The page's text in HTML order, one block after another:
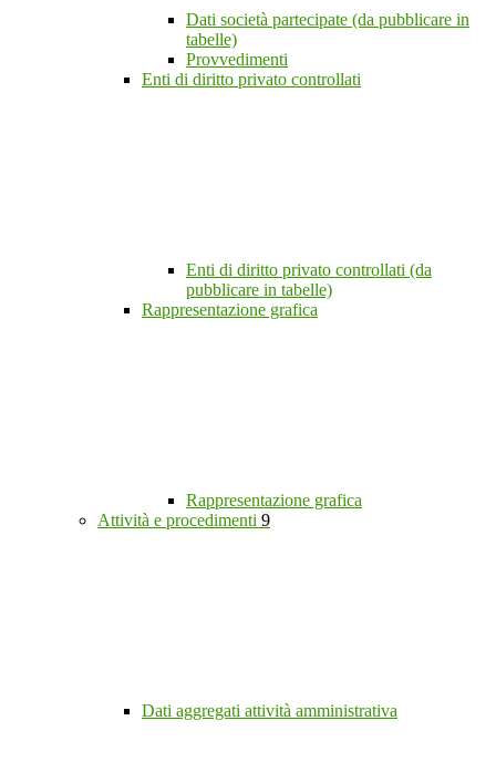
Dati società partecipate (da pubblicare in
tabelle)
Provvedimenti
Enti di diritto privato controllati
Enti di diritto privato controllati (da
pubblicare in tabelle)
Rappresentazione grafica
Rappresentazione grafica
Attività e procedimenti 9
Dati aggregati attività amministrativa